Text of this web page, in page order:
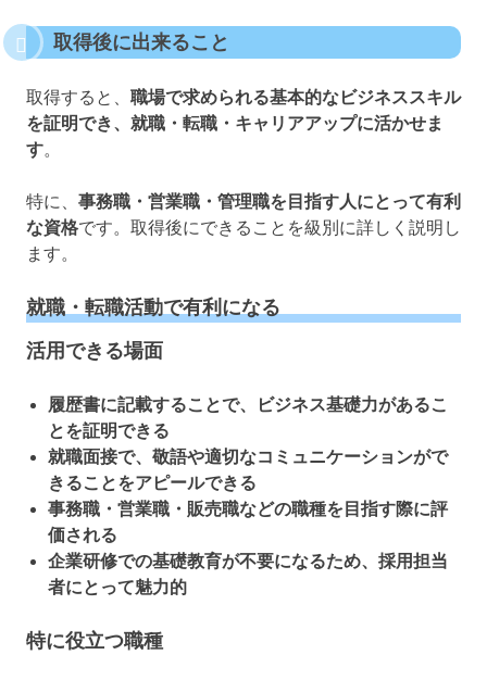
取得後に出来ること
取得すると、 職場で求められる基本的なビジネススキル
を証明でき、就職・転職・キャリアアップに活かせま
す。
特に、 事務職・営業職・管理職を目指す人にとって有利
な資格です。取得後にできることを級別に詳しく説明し
ます。
就職・転職活動で有利になる
活用できる場面
履歴書に記載することで、ビジネス基礎力があるこ
とを証明できる
就職面接で、敬語や適切なコミュニケーションがで
きることをアピールできる
事務職・営業職・販売職などの職種を目指す際に評
価される
企業研修での基礎教育が不要になるため、採用担当
者にとって魅力的
特に役立つ職種